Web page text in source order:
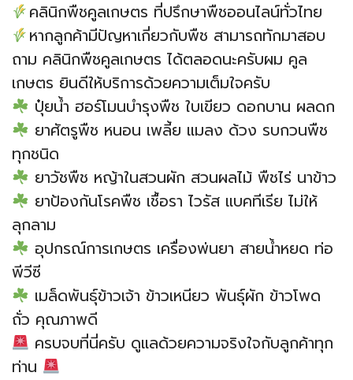
คลินิกพืชคูลเกษตร ที่ปรึกษาพืชออนไลน์ทั่วไทย
หากลูกค้ามีปัญหาเกี่ยวกับพืช สามารถทักมาสอบ
ถาม คลินิกพืชคูลเกษตร ได้ตลอดนะครับผม คูล
เกษตร ยินดีให้บริการด้วยความเต็มใจครับ
ปุ๋ยน้ำ ฮอร์โมนบำรุงพืช ใบเขียว ดอกบาน ผลดก
ยาศัตรูพืช หนอน เพลี้ย แมลง ด้วง รบกวนพืช
ทุกชนิด
ยาวัชพืช หญ้าในสวนผัก สวนผลไม้ พืชไร่ นาข้าว
ยาป้องกันโรคพืช เชื้อรา ไวรัส แบคทีเรีย ไม่ให้
ลุกลาม
อุปกรณ์การเกษตร เครื่องพ่นยา สายน้ำหยด ท่อ
พีวีซี
เมล็ดพันธุ์ข้าวเจ้า ข้าวเหนียว พันธุ์ผัก ข้าวโพด
ถั่ว คุณภาพดี
ครบจบที่นี่ครับ ดูแลด้วยความจริงใจกับลูกค้าทุก
ท่าน